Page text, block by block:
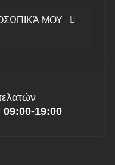
ΜΟΥ
09:00-19:00